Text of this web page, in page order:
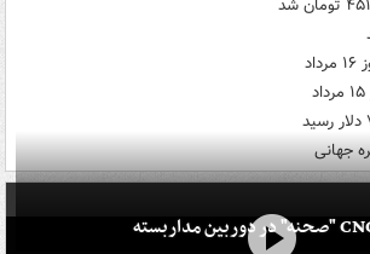
جهانی